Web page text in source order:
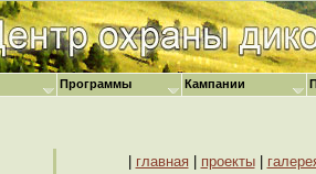
главная| проекты|
Программы Кампании